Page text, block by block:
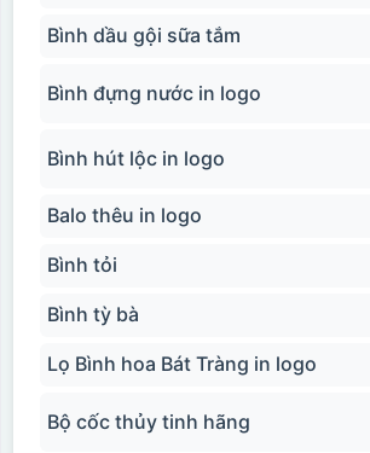
Bình dầu gội sữa tắm
Bình đựng nước in logo
Bình hút lộc in logo
Balo thêu in logo
Bình tỏi
Bình tỳ bà
Lọ Bình hoa Bát Tràng in logo
Bộ cốc thủy tinh hãng